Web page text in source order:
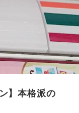
】本格派の